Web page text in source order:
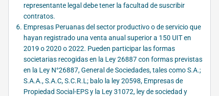
representante legal debe tener la facultad de suscribir
contratos.
Empresas Peruanas del sector productivo o de servicio que
hayan registrado una venta anual superior a 150 UIT en
2019 o 2020 o 2022. Pueden participar las formas
societarias recogidas en la Ley 26887 con formas previstas
en la Ley N°26887, General de Sociedades, tales como S.A.;
S.A.A., S.A.C, S.C.R.L; balo la ley 20598, Empresas de
Propiedad Social-EPS y la Ley 31072, ley de sociedad y